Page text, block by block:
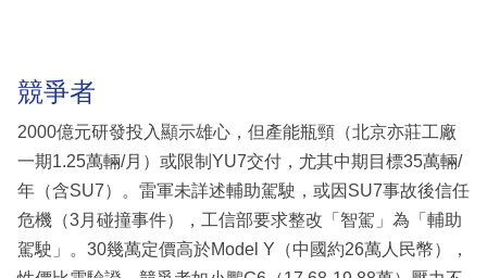
競爭者
2000億元研發投入顯示雄心，但產能瓶頸（北京亦莊工廠
一期1.25萬輛/月）或限制YU7交付，尤其中期目標35萬輛/
年（含SU7）。雷軍未詳述輔助駕駛，或因SU7事故後信任
危機（3月碰撞事件），工信部要求整改「智駕」為「輔助
駕駛」。30幾萬定價高於Model Y（中國約26萬人民幣），